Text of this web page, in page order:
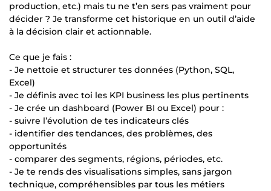
production, etc.) mais tu ne t’en sers pas vraiment pour
décider ? Je transforme cet historique en un outil d’aide
à la décision clair et actionnable.
Ce que je fais :
- Je nettoie et structurer tes données (Python, SQL,
Excel)
- Je définis avec toi les KPI business les plus pertinents
- Je crée un dashboard (Power BI ou Excel) pour :
- suivre l’évolution de tes indicateurs clés
- identifier des tendances, des problèmes, des
opportunités
- comparer des segments, régions, périodes, etc.
- Je te rends des visualisations simples, sans jargon
technique, compréhensibles par tous les métiers